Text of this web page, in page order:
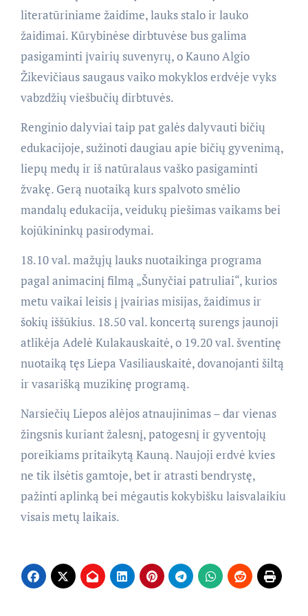
literatūriniame žaidime, lauks stalo ir lauko
žaidimai. Kūrybinėse dirbtuvėse bus galima
pasigaminti įvairių suvenyrų, o Kauno Algio
Žikevičiaus saugaus vaiko mokyklos erdvėje vyks
vabzdžių viešbučių dirbtuvės.
Renginio dalyviai taip pat galės dalyvauti bičių
edukacijoje, sužinoti daugiau apie bičių gyvenimą,
liepų medų ir iš natūralaus vaško pasigaminti
žvakę. Gerą nuotaiką kurs spalvoto smėlio
mandalų edukacija, veidukų piešimas vaikams bei
kojūkininkų pasirodymai.
18.10 val. mažųjų lauks nuotaikinga programa
pagal animacinį filmą „Šunyčiai patruliai“, kurios
metu vaikai leisis į įvairias misijas, žaidimus ir
šokių iššūkius. 18.50 val. koncertą surengs jaunoji
atlikėja Adelė Kulakauskaitė, o 19.20 val. šventinę
nuotaiką tęs Liepa Vasiliauskaitė, dovanojanti šiltą
ir vasarišką muzikinę programą.
Narsiečių Liepos alėjos atnaujinimas – dar vienas
žingsnis kuriant žalesnį, patogesnį ir gyventojų
poreikiams pritaikytą Kauną. Naujoji erdvė kvies
ne tik ilsėtis gamtoje, bet ir atrasti bendrystę,
pažinti aplinką bei mėgautis kokybišku laisvalaikiu
visais metų laikais.